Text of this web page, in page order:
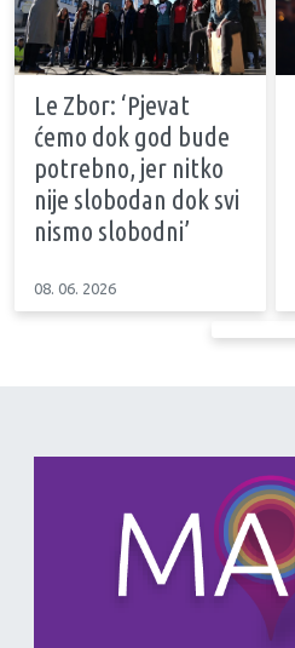
Le Zbor: ‘Pjevat
ćemo dok god bude
potrebno, jer nitko
nije slobodan dok svi
nismo slobodni’
08. 06. 2026